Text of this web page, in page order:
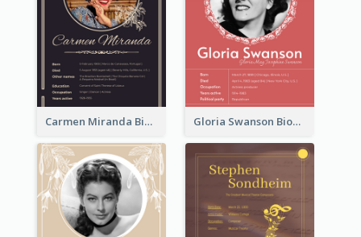
Carmen Miranda Biography Gloria Swanson Biography